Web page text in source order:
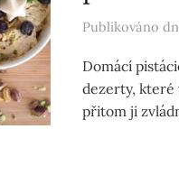
Publikováno
Domácí
dezerty, které
přitom ji